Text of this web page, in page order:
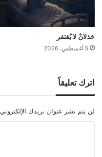
خذلانٌ لا يُغتفر
5 أغسطس، 2026
اترك تعليقاً
لن يتم نشر عنوان بريدك